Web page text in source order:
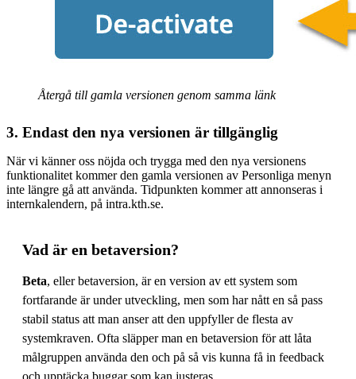
Återgå till gamla versionen genom samma länk
3. Endast den nya versionen är tillgänglig
När vi känner oss nöjda och trygga med den nya versionens
funktionalitet kommer den gamla versionen av Personliga menyn
inte längre gå att använda. Tidpunkten kommer att annonseras i
internkalendern, på intra.kth.se.
Vad är en betaversion?
Beta, eller betaversion, är en version av ett system som
fortfarande är under utveckling, men som har nått en så pass
stabil status att man anser att den uppfyller de flesta av
systemkraven. Ofta släpper man en betaversion för att låta
målgruppen använda den och på så vis kunna få in feedback
och upptäcka buggar som kan justeras.